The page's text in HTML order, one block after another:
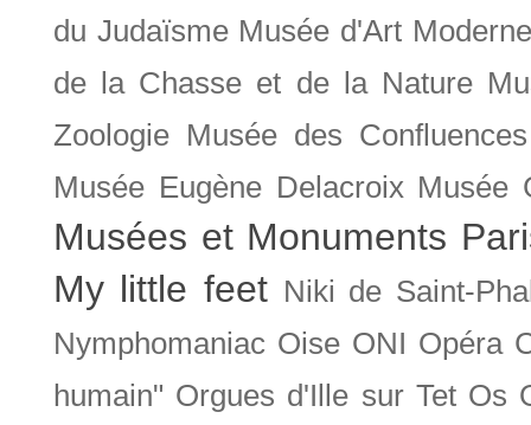
du Judaïsme Musée d'Art
de la Chasse et de la Nature
Zoologie Musée des Confluences
Musée Eugène Delacroix Musée
Musées et Monuments
My little feet Niki de Saint-
Nymphomaniac Oise ONI Opéra
humain" Orgues d'Ille sur Tet Os